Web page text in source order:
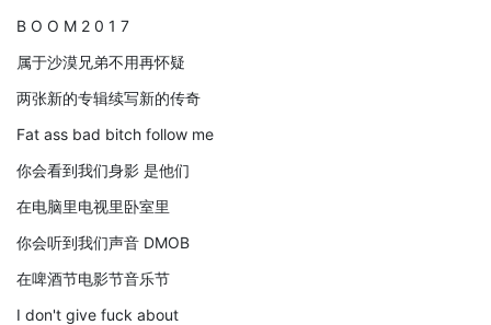
B O O M 2 0 1 7
属于沙漠兄弟不用再怀疑
两张新的专辑续写新的传奇
Fat ass bad bitch follow me
你会看到我们身影 是他们
在电脑里电视里卧室里
你会听到我们声音 DMOB
在啤酒节电影节音乐节
I don't give fuck about